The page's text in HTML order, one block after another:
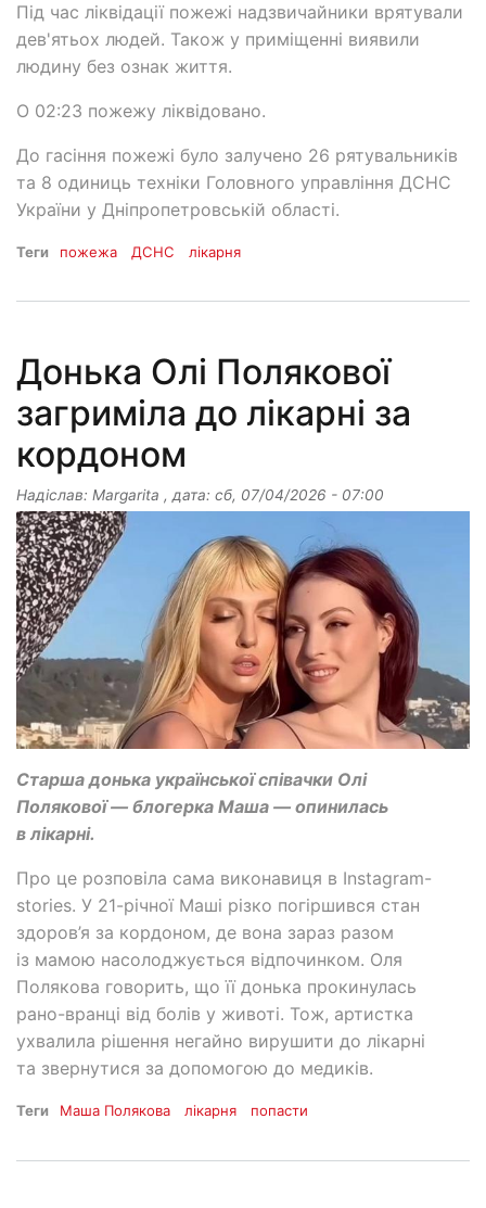
Під час ліквідації пожежі надзвичайники врятували
дев'ятьох людей. Також у приміщенні виявили
людину без ознак життя.
О 02:23 пожежу ліквідовано.
До гасіння пожежі було залучено 26 рятувальників
та 8 одиниць техніки Головного управління ДСНС
України у Дніпропетровській області.
Теги пожежа ДСНС лікарня
Донька Олі Полякової
загриміла до лікарні за
кордоном
Надіслав: Margarita , дата: сб, 07/04/2026 - 07:00
Старша донька української співачки Олі
Полякової — блогерка Маша — опинилась
в лікарні.
Про це розповіла сама виконавиця в Instagram-
stories. У 21-річної Маші різко погіршився стан
здоров’я за кордоном, де вона зараз разом
із мамою насолоджується відпочинком. Оля
Полякова говорить, що її донька прокинулась
рано-вранці від болів у животі. Тож, артистка
ухвалила рішення негайно вирушити до лікарні
та звернутися за допомогою до медиків.
Теги Маша Полякова лікарня попасти